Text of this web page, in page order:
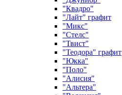
"Квадро"
"Лайт" графит
"Микс"
"Стелс"
"Твист"
"Теодора" графит
"Юкка"
"Поло"
"Алисия"
"Альтера"